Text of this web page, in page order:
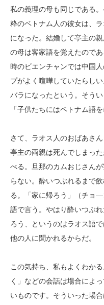
私の義理の母も同じである
粋のベトナム人の彼女は、
になった。結婚して亭主の
の母は客家語を覚えたので
時のビエンチャンでは中国
プがよく喧嘩していたらし
バラになったという。そう
「子供たちにはベトナム語
さて、ラオス人のおばあさ
亭主の両親は死んでしまっ
べる。旦那のカムおじさん
らない。酔いつぶれるまで
る。「家に帰ろう」（チョ
語で言う。やはり酔いつぶ
ろう、というのはラオス語
他の人に聞かれるからだ。
この気持ち、私もよくわか
く」などの会話は場合によ
いものです。そういった場